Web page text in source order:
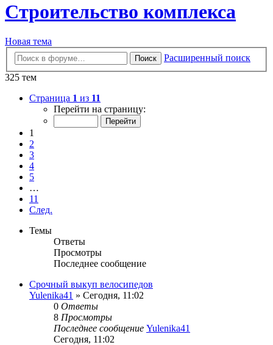
Строительство комплекса
Новая тема
Поиск
Расширенный поиск
325 тем
Страница 1 из 11
Перейти на страницу:
1
2
3
4
5
…
11
След.
Темы
Ответы
Просмотры
Последнее сообщение
Срочный выкуп велосипедов
Yulenika41 » Сегодня, 11:02
0 Ответы
8 Просмотры
Последнее сообщение Yulenika41
Сегодня, 11:02